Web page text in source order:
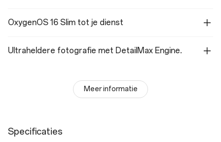
OxygenOS 16 Slim tot je dienst
Ultraheldere fotografie met DetailMax Engine.
Meer informatie
Specificaties